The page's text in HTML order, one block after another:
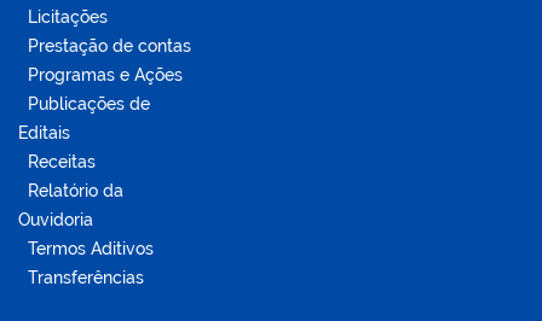
Licitações
Prestação de contas
Programas e Ações
Publicações de
Editais
Receitas
Relatório da
Ouvidoria
Termos Aditivos
Transferências